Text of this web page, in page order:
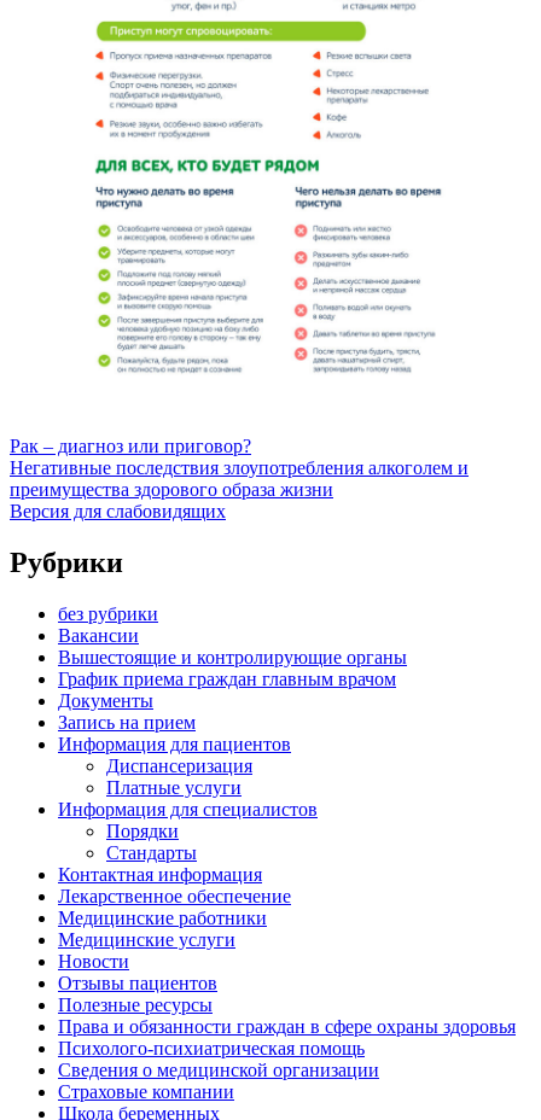
Рак – диагноз или приговор?
Негативные последствия злоупотребления алкоголем и
преимущества здорового образа жизни
Версия для слабовидящих
Рубрики
без рубрики
Вакансии
Вышестоящие и контролирующие органы
График приема граждан главным врачом
Документы
Запись на прием
Информация для пациентов
Диспансеризация
Платные услуги
Информация для специалистов
Порядки
Стандарты
Контактная информация
Лекарственное обеспечение
Медицинские работники
Медицинские услуги
Новости
Отзывы пациентов
Полезные ресурсы
Права и обязанности граждан в сфере охраны здоровья
Психолого-психиатрическая помощь
Сведения о медицинской организации
Страховые компании
Школа беременных